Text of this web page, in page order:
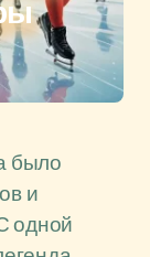
было
и
одной